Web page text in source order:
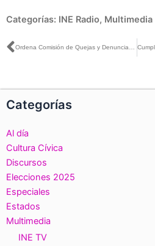
Categorías: INE Radio, Multimedia
Ant
Categorías
Al día
Cultura Cívica
Discursos
Elecciones 2025
Especiales
Estados
Multimedia
INE TV